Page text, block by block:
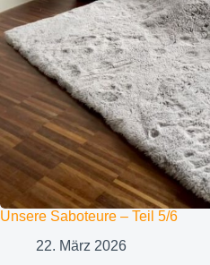
Unsere Saboteure – Teil 5/6
22. März 2026